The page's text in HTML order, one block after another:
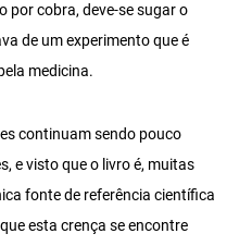
por cobra, deve-se sugar o
de um experimento que é
medicina.
continuam sendo pouco
e visto que o livro é, muitas
fonte de referência científica
esta crença se encontre